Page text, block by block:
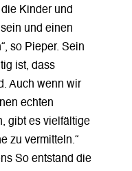
Kinder und
und einen
so Pieper. Sein
ist, dass
Auch wenn wir
echten
gibt es vielfältige
zu vermitteln.“
So entstand die